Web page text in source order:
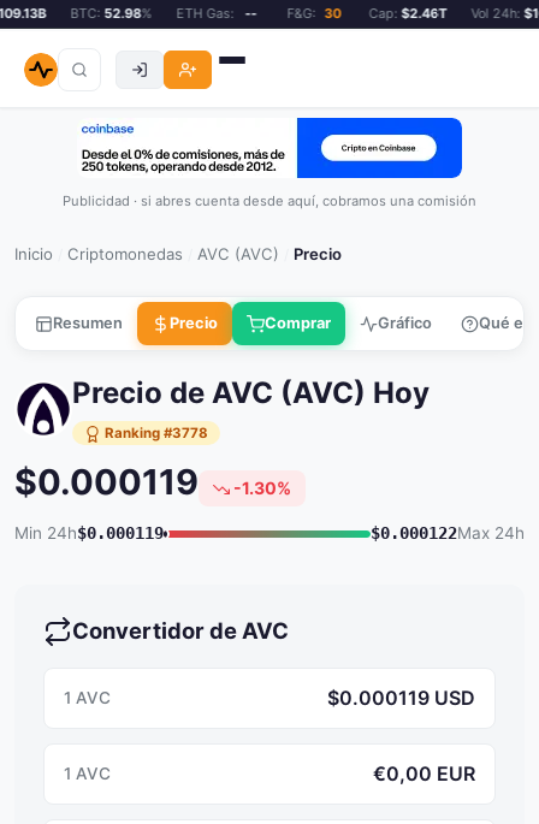
BTC:52.98% ETH Gas: -- F&G: 30 Cap:$2.46T Vol 24h:
Publicidad · si abres cuenta desde aquí, cobramos una comisión
Inicio Criptomonedas AVC (AVC) Precio
Resumen Precio Comprar Gráfico Qué es
Precio de AVC (AVC) Hoy
Ranking #3778
$0.000119 -1.30%
Min 24h$0.000119 $0.000122Max 24h
Convertidor de AVC
1 AVC $0.000119 USD
1 AVC €0,00 EUR